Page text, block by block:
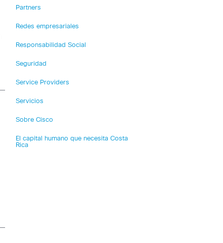
Partners
Redes empresariales
Responsabilidad Social
Seguridad
Service Providers
Servicios
Sobre Cisco
El capital humano que necesita Costa
Rica